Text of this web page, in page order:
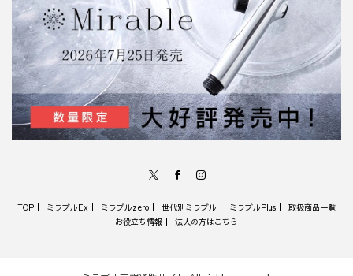
Facebook
TOP ミラブルEx ミラブルzero 世代別ミラブル ミラブルPlus
取扱商品一覧
お役立ち情報
法人の方はこちら